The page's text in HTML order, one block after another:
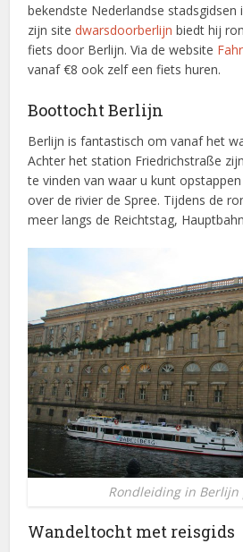
bekendste Nederlandse stadsgidsen
zijn sitedwarsdoorberlijn biedt hij
fiets door Berlijn. Via de website
vanaf €8 ook zelf een fiets huren.
Boottocht Berlijn
Berlijn is fantastisch om vanaf het
Achter het station Friedrichstraße
te vinden van waar u kunt
over de rivier de Spree. Tijdens de
meer langs de Reichtstag,
Rondleiding in Berlijn
Wandeltocht met reisgids